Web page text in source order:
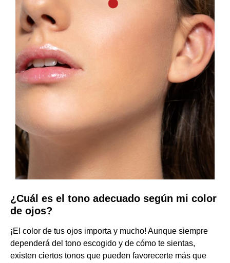
¿Cuál es el tono adecuado según mi color
de ojos?
¡El color de tus ojos importa y mucho! Aunque siempre
dependerá del tono escogido y de cómo te sientas,
existen ciertos tonos que pueden favorecerte más que